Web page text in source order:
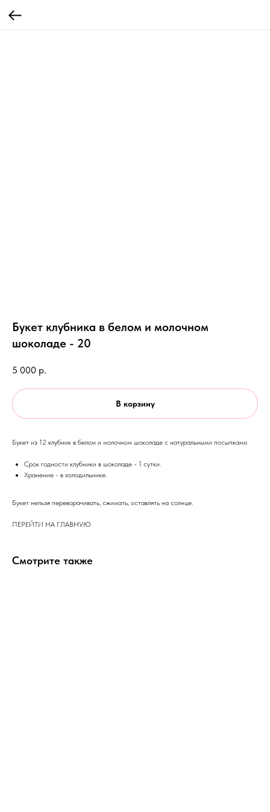
Букет клубника в белом и молочном
шоколаде - 20
5 000 р.
В корзину
Букет из 12 клубник в белом и молочном шоколаде с натуральными посыпками.
Срок годности клубники в шоколаде - 1 сутки.
Хранение - в холодильнике.
Букет нельзя переворачивать, сжимать, оставлять на солнце.
ПЕРЕЙТИ НА ГЛАВНУЮ
Смотрите также